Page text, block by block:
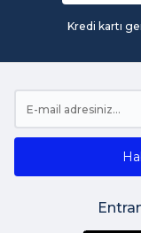
Kredi kartı